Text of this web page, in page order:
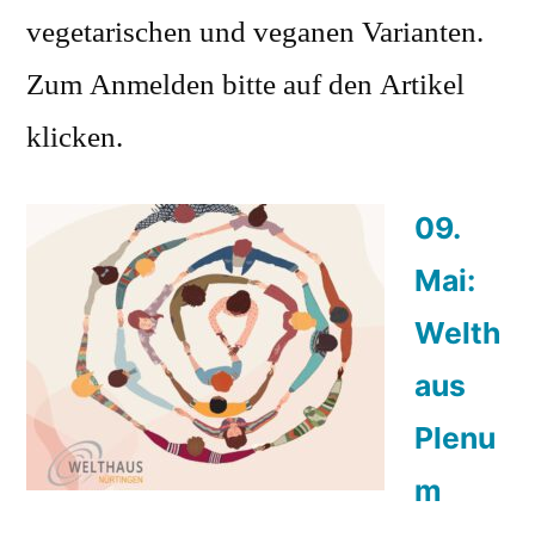
vegetarischen und veganen Varianten.
Zum Anmelden bitte auf den Artikel
klicken.
09.
Mai:
Welth
aus
Plenu
m